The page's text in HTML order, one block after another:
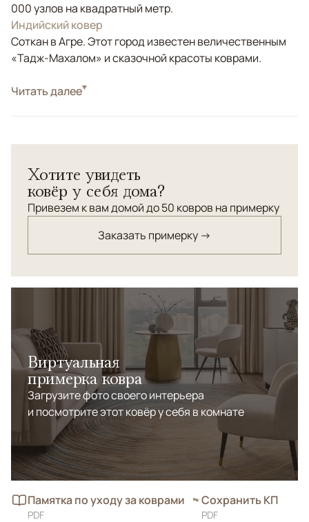
000 узлов на квадратный метр.
Индийский ковер
Соткан в Агре. Этот город известен величественным
«Тадж-Махалом» и сказочной красоты коврами.
СтильКлассические
фоном ванильного цвета.
Читать далее
Хотите увидеть
ковёр у себя дома?
Привезем к вам домой до 50 ковров на примерку
Заказать примерку →
Виртуальная
примерка ковра
Загрузите фото своего интерьера
и посмотрите этот ковёр у себя в комнате
Памятка по уходу за коврами
PDF
Сохранить КП
PDF